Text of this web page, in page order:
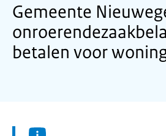
Gemeente
betalen voor